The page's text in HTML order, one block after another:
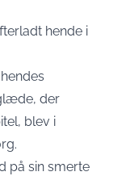
hende i
der
blev i
på sin smerte